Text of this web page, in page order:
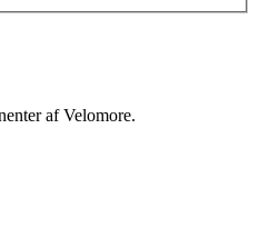
af Velomore.